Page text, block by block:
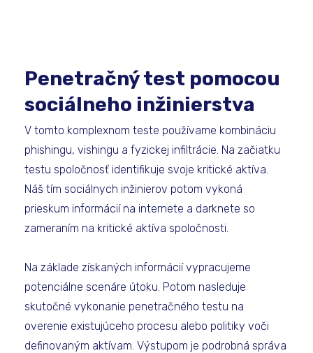
Penetračný test pomocou
sociálneho inžinierstva
V tomto komplexnom teste používame kombináciu
phishingu, vishingu a fyzickej infiltrácie. Na začiatku
testu spoločnosť identifikuje svoje kritické aktíva.
Náš tím sociálnych inžinierov potom vykoná
prieskum informácií na internete a darknete so
zameraním na kritické aktíva spoločnosti.
Na základe získaných informácií vypracujeme
potenciálne scenáre útoku. Potom nasleduje
skutočné vykonanie penetračného testu na
overenie existujúceho procesu alebo politiky voči
definovaným aktívam. Výstupom je podrobná správa